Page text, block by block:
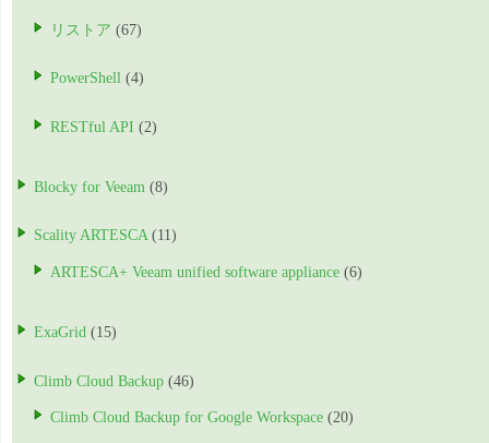
リストア (67)
PowerShell (4)
RESTful API (2)
Blocky for Veeam (8)
Scality ARTESCA(11)
ARTESCA+ Veeam unified software appliance (6)
ExaGrid (15)
Climb Cloud Backup (46)
Climb Cloud Backup for Google Workspace (20)